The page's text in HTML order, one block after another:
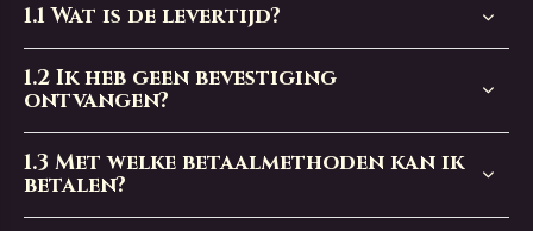
1.1 Wat is de levertijd?
1.2 Ik heb geen bevestiging
ontvangen?
1.3 Met welke betaalmethoden kan ik
betalen?